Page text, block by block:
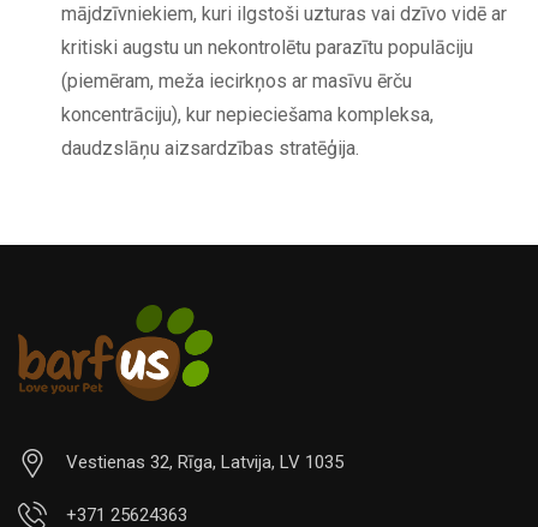
mājdzīvniekiem, kuri ilgstoši uzturas vai dzīvo vidē ar
kritiski augstu un nekontrolētu parazītu populāciju
(piemēram, meža iecirkņos ar masīvu ērču
koncentrāciju), kur nepieciešama kompleksa,
daudzslāņu aizsardzības stratēģija.
Vestienas 32, Rīga, Latvija, LV 1035
+371 25624363